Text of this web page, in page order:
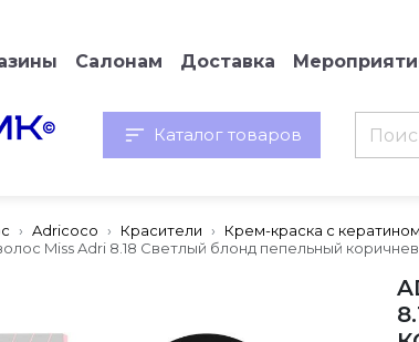
Салонам Доставка
Каталог товаров
Adricoco Красители
Крем-краска с кератином
Miss Adri 8.18 Светлый блонд пепельный